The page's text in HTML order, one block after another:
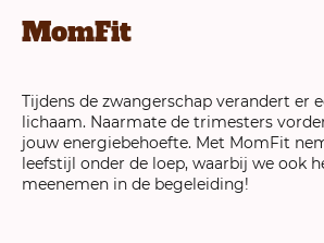
MomFit
Tijdens de zwangerschap verandert er
lichaam. Naarmate de trimesters
jouw energiebehoefte. Met MomFit
leefstijl onder de loep, waarbij we ook
meenemen in de begeleiding!